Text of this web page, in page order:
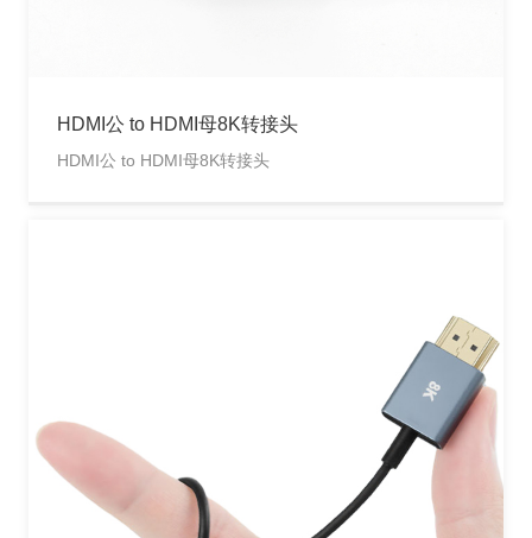
HDMI公 to HDMI母8K转接头
HDMI公 to HDMI母8K转接头